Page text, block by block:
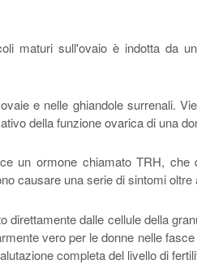
maturi sull'ovaio è indotta da
e nelle ghiandole surrenali.
della funzione ovarica di una
un ormone chiamato TRH, che
causare una serie di sintomi oltre
dalle cellule della
vero per le donne nelle
completa del livello di